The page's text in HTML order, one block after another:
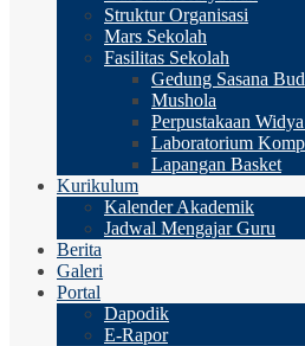
Struktur Organisasi
Mars Sekolah
Fasilitas Sekolah
Gedung Sasana
Mushola
Perpustakaan
Laboratorium
Lapangan Basket
Kurikulum
Kalender Akademik
Jadwal Mengajar Guru
Berita
Galeri
Portal
Dapodik
E-Rapor